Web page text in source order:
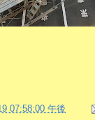
07:58:00 午後